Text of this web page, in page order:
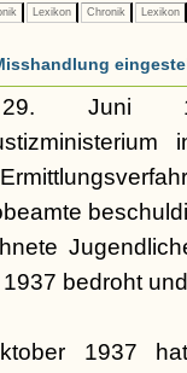
Lexikon Chronik Lexikon
Juni
bedroht
1937